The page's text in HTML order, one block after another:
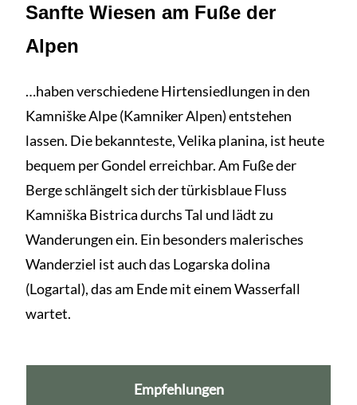
Sanfte Wiesen am Fuße der
Alpen
…haben verschiedene Hirtensiedlungen in den
Kamniške Alpe (Kamniker Alpen) entstehen
lassen. Die bekannteste, Velika planina, ist heute
bequem per Gondel erreichbar. Am Fuße der
Berge schlängelt sich der türkisblaue Fluss
Kamniška Bistrica durchs Tal und lädt zu
Wanderungen ein. Ein besonders malerisches
Wanderziel ist auch das Logarska dolina
(Logartal), das am Ende mit einem Wasserfall
wartet.
Empfehlungen